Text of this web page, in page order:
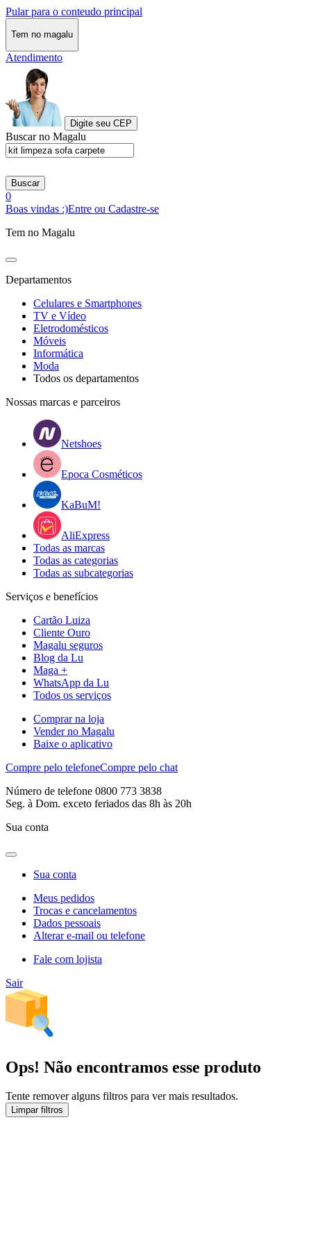
Pular para o conteudo principal
Tem no magalu
Atendimento
Digite seu CEP
Buscar no Magalu
Buscar
0
Boas vindas :)Entre ou Cadastre-se
Tem no Magalu
Departamentos
Celulares e Smartphones
TV e Vídeo
Eletrodomésticos
Móveis
Informática
Moda
Todos os departamentos
Nossas marcas e parceiros
Netshoes
Epoca Cosméticos
KaBuM!
AliExpress
Todas as marcas
Todas as categorias
Todas as subcategorias
Serviços e benefícios
Cartão Luiza
Cliente Ouro
Magalu seguros
Blog da Lu
Maga +
WhatsApp da Lu
Todos os serviços
Comprar na loja
Vender no Magalu
Baixe o aplicativo
Compre pelo telefoneCompre pelo chat
Número de telefone 0800 773 3838
Seg. à Dom. exceto feriados das 8h às 20h
Sua conta
Sua conta
Meus pedidos
Trocas e cancelamentos
Dados pessoais
Alterar e-mail ou telefone
Fale com lojista
Sair
Ops! Não encontramos esse produto
Tente remover alguns filtros para ver mais resultados.
Limpar filtros